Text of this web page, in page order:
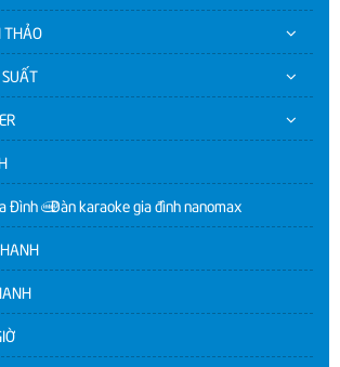
THẢO
SUẤT
Đình | Dàn karaoke gia đình nanomax